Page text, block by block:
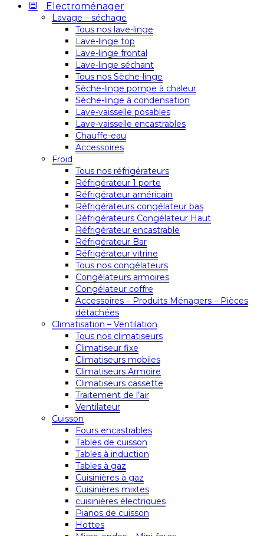
Electroménager
Lavage – séchage
Tous nos lave-linge
Lave-linge top
Lave-linge frontal
Lave-linge séchant
Tous nos Sèche-linge
Sèche-linge pompe à chaleur
Sèche-linge à condensation
Lave-vaisselle posables
Lave-vaisselle encastrables
Chauffe-eau
Accessoires
Froid
Tous nos réfrigérateurs
Réfrigérateur 1 porte
Réfrigérateur américain
Réfrigérateurs congélateur bas
Réfrigérateurs Congélateur Haut
Réfrigérateur encastrable
Réfrigérateur Bar
Réfrigérateur vitrine
Tous nos congélateurs
Congélateurs armoires
Congélateur coffre
Accessoires – Produits Ménagers – Pièces
détachées
Climatisation – Ventilation
Tous nos climatiseurs
Climatiseur fixe
Climatiseurs mobiles
Climatiseurs Armoire
Climatiseurs cassette
Traitement de l’air
Ventilateur
Cuisson
Fours encastrables
Tables de cuisson
Tables à induction
Tables à gaz
Cuisinières à gaz
Cuisinières mixtes
cuisinières électriques
Pianos de cuisson
Hottes